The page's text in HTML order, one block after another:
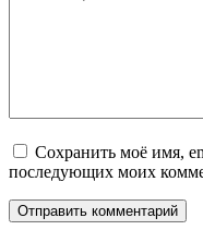
Сохранить моё имя,
последующих моих